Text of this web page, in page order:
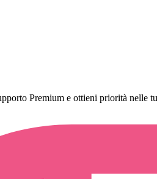
Premium e ottieni priorità nelle